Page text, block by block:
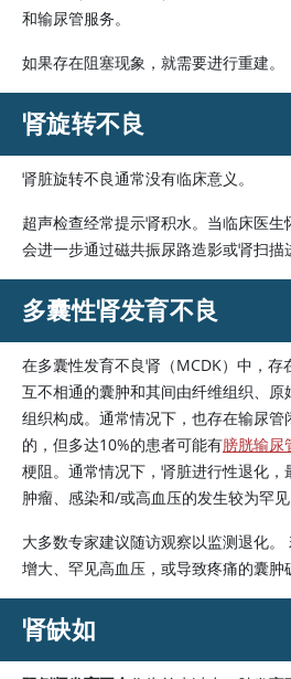
和输尿管服务。
如果存在阻塞现象，就需要进行重建。
肾旋转不良
肾脏旋转不良通常没有临床意义。
超声检查经常提示肾积水。当临床医
会进一步通过磁共振尿路造影或肾扫描
多囊性肾发育不良
在多囊性发育不良肾（MCDK）中，存
互不相通的囊肿和其间由纤维组织、
组织构成。通常情况下，也存在输尿管
的，但多达10%的患者可能有膀胱输尿
梗阻。通常情况下，肾脏进行性退化，
肿瘤、感染和/或高血压的发生较为罕见
大多数专家建议随访观察以监测退化
增大、罕见高血压，或导致疼痛的囊肿
肾缺如